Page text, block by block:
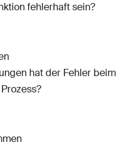
fehlerhaft sein?
hat der Fehler beim